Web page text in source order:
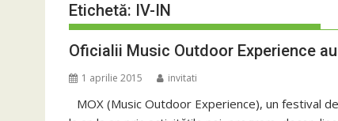
Etichetă: IV-IN
Oficialii Music Outdoor Experience
1 aprilie 2015 invitati
MOX (Music Outdoor Experience), un festival